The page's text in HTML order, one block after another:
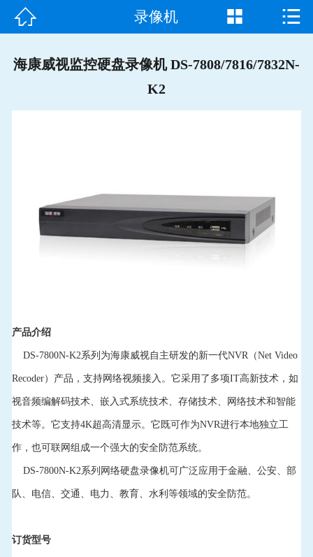
首页
常见问题
客户见证
 录像机  
海康威视监控硬盘录像机 DS-7808/7816/7832N-
K2
产品介绍
DS-7800N-K2系列为海康威视自主研发的新一代NVR（Net Video
Recoder）产品，支持网络视频接入。它采用了多项IT高新技术，如
视音频编解码技术、嵌入式系统技术、存储技术、网络技术和智能
技术等。它支持4K超高清显示。它既可作为NVR进行本地独立工
作，也可联网组成一个强大的安全防范系统。
DS-7800N-K2系列网络硬盘录像机可广泛应用于金融、公安、部
队、电信、交通、电力、教育、水利等领域的安全防范。
订货型号